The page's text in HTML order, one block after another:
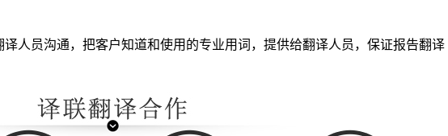
人员沟通，把客户知道和使用的专业用词，提供给翻译人员，保证报告翻译